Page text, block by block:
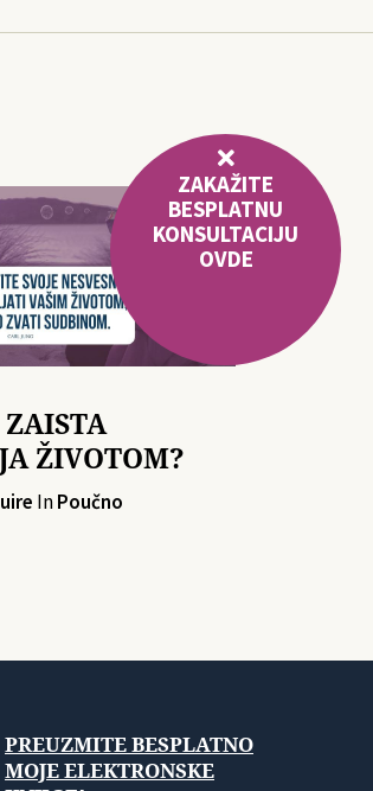
ŽIVOTOM?
InPoučno
PREUZMITE BESPLATNO
MOJE ELEKTRONSKE
ZAKAŽITE
BESPLATNU
KONSULTACIJU
OVDE